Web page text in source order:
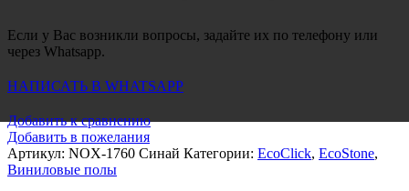
Если у Вас возникли вопросы, задайте их по телефону или
через Whatsapp.
НАПИСАТЬ В WHATSAPP
Добавить к сравнению
Добавить в пожелания
Артикул: NOX-1760 Синай Категории: EcoClick, EcoStone,
Виниловые полы